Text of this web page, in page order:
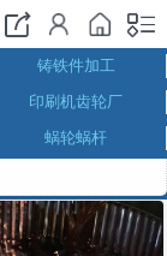
铸铁件加工
印刷机齿轮厂
蜗轮蜗杆
磨齿加工
链轮加工